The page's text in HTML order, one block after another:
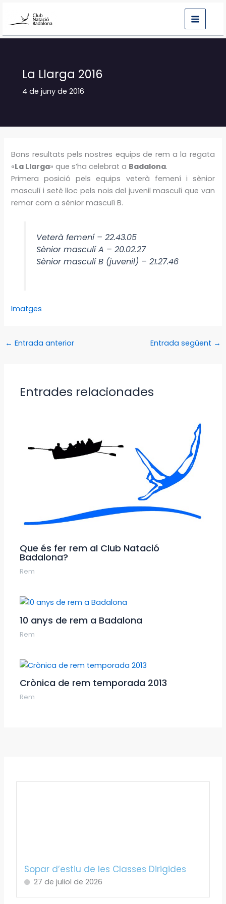
La Llarga 2016
4 de juny de 2016
Bons resultats pels nostres equips de rem a la regata
«La Llarga» que s’ha celebrat a Badalona.
Primera posició pels equips veterà femení i sènior
masculí i setè lloc pels nois del juvenil masculí que van
remar com a sènior masculí B.
Veterà femení – 22.43.05
Sènior masculí A – 20.02.27
Sènior masculí B (juvenil) – 21.27.46
Imatges
← Entrada anterior Entrada següent →
Entrades relacionades
Que és fer rem al Club Natació
Badalona?
Rem
10 anys de rem a Badalona
Rem
Crònica de rem temporada 2013
Rem
Sopar d’estiu de les Classes Dirigides
27 de juliol de 2026